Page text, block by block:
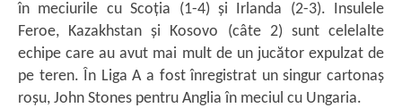
în meciurile cu Scoția (1-4) și Irlanda (2-3). Insulele
Feroe, Kazakhstan și Kosovo (câte 2) sunt celelalte
echipe care au avut mai mult de un jucător expulzat de
pe teren. În Liga A a fost înregistrat un singur cartonaș
roșu, John Stones pentru Anglia în meciul cu Ungaria.